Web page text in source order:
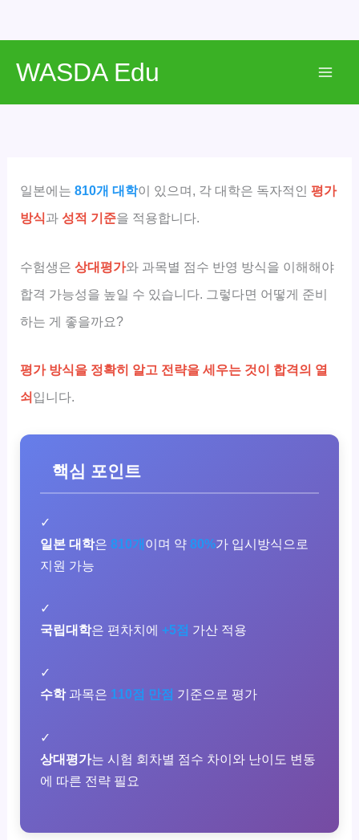
WASDA Edu
일본에는810개 대학이 있으며, 각 대학은 독자적인평가
방식과 성적 기준을 적용합니다.
수험생은상대평가와 과목별 점수 반영 방식을 이해해야
합격 가능성을 높일 수 있습니다. 그렇다면 어떻게 준비
하는 게 좋을까요?
평가 방식을 정확히 알고 전략을 세우는 것이 합격의 열
쇠입니다.
핵심 포인트
✓
일본 대학은810개이며 약80%가 입시방식으로
지원 가능
✓
국립대학은 편차치에+5점 가산 적용
✓
수학과목은 110점 만점 기준으로 평가
✓
상대평가는 시험 회차별 점수 차이와 난이도 변동
에 따른 전략 필요